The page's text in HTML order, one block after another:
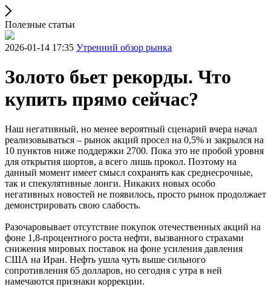
Полезные статьи
2026-01-14 17:35 Утренний обзор рынка
Золото бьет рекорды. Что
купить прямо сейчас?
Наш негативный, но менее вероятный сценарий вчера начал
реализовываться – рынок акций просел на 0,5% и закрылся на
10 пунктов ниже поддержки 2700. Пока это не пробой уровня
для открытия шортов, а всего лишь прокол. Поэтому на
данный момент имеет смысл сохранять как среднесрочные,
так и спекулятивные лонги. Никаких новых особо
негативных новостей не появилось, просто рынок продолжает
демонстрировать свою слабость.
Разочаровывает отсутствие покупок отечественных акций на
фоне 1,8-процентного роста нефти, вызванного страхами
снижения мировых поставок на фоне усиления давления
США на Иран. Нефть ушла чуть выше сильного
сопротивления 65 долларов, но сегодня с утра в ней
намечаются признаки коррекции.